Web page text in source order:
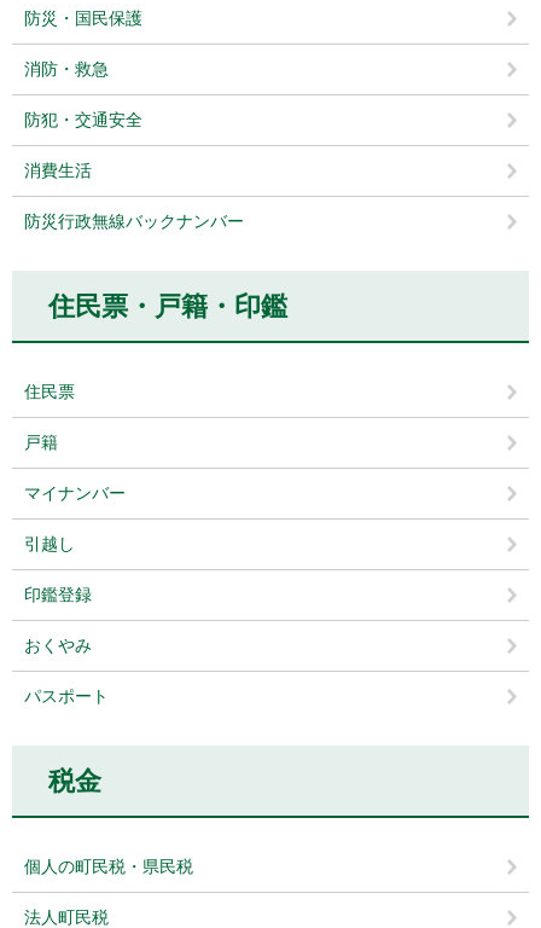
防災・国民保護
消防・救急
防犯・交通安全
消費生活
防災行政無線バックナンバー
住民票・戸籍・印鑑
住民票
戸籍
マイナンバー
引越し
印鑑登録
おくやみ
パスポート
税金
個人の町民税・県民税
法人町民税